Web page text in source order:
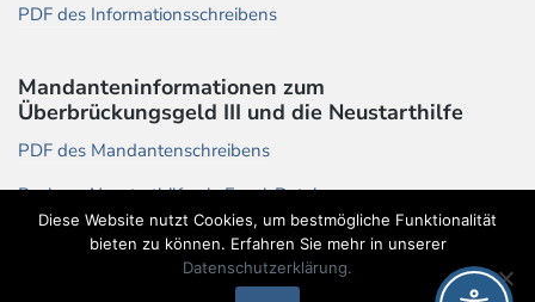
PDF des Informationsschreibens
Mandanteninformationen zum
Überbrückungsgeld III und die Neustarthilfe
PDF des Mandantenschreibens
Rechner Neustarthilfe als Excel-Datei
Diese Website nutzt Cookies, um bestmögliche Funktionalität
bieten zu können. Erfahren Sie mehr in unserer
Datenschutzerklärung.